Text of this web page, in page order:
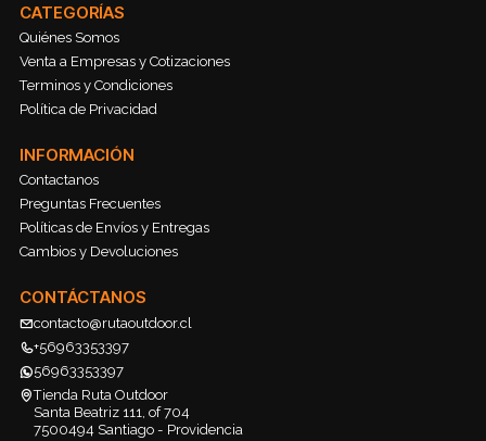
CATEGORÍAS
Quiénes Somos
Venta a Empresas y Cotizaciones
Terminos y Condiciones
Política de Privacidad
INFORMACIÓN
Contactanos
Preguntas Frecuentes
Políticas de Envíos y Entregas
Cambios y Devoluciones
CONTÁCTANOS
contacto@rutaoutdoor.cl
+56963353397
56963353397
Tienda Ruta Outdoor
Santa Beatriz 111, of 704
7500494 Santiago - Providencia